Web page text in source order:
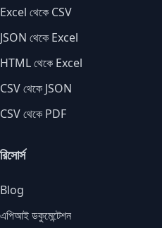
Excel থেকে CSV
JSON থেকে Excel
HTML থেকে Excel
CSV থেকে JSON
CSV থেকে PDF
রিসোর্স
Blog
এপিআই ডকুমেন্টেশন